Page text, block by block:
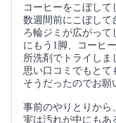
コーヒーをこぼして
数週間前にこぼして
ろ輪ジミが広がって
にもう1脚、コーヒ
所洗剤でトライしま
思い口コミでもとて
そうだったのでお願
事前のやりとりから
実は汚れが中にもあ